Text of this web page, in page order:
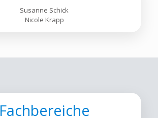
Susanne Schick
Nicole Krapp
Fachbereiche